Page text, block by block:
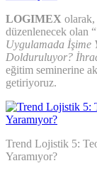
LOGIMEX olarak,
düzenlenecek olan “
Uygulamada İşime
Dolduruluyor?
eğitim seminerine
getiriyoruz.
Trend Lojistik 5:
Yaramıyor?